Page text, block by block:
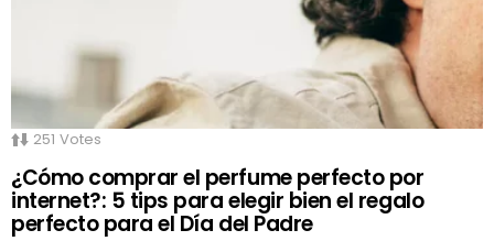
251 Votes
¿Cómo comprar el perfume perfecto por
internet?: 5 tips para elegir bien el regalo
perfecto para el Día del Padre